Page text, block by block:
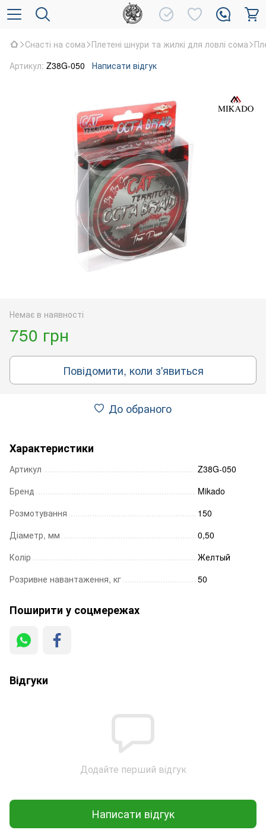
Снасті на сома Плетені шнури та жилкі для ловлі сома
Артикул: Z38G-050 Написати відгук
Немає в наявності
750 грн
Повідомити, коли з'явиться
До обраного
Характеристики
Артикул
Z38G-050
Бренд
Mikado
Розмотування
150
Діаметр, мм
0,50
Колір
Желтый
Розривне навантаження, кг
50
Поширити у соцмережах
Відгуки
Додайте перший відгук
Написати відгук